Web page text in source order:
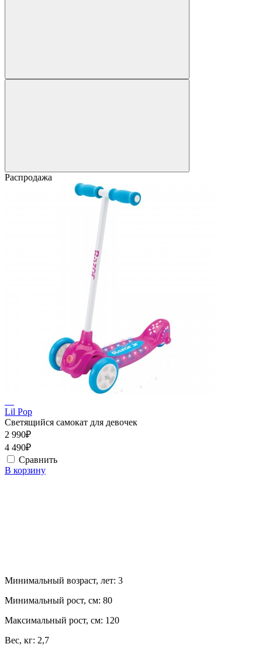
Распродажа
Lil Pop
Светящийся самокат для девочек
2 990₽
4 490₽
Сравнить
В корзину
Минимальный возраст, лет: 3
Минимальный рост, см: 80
Максимальный рост, см: 120
Вес, кг: 2,7